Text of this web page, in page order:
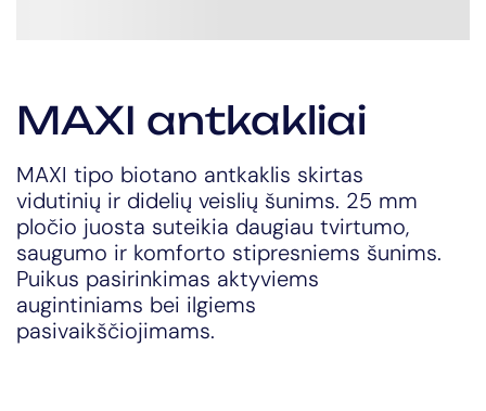
MAXI antkakliai
MAXI tipo biotano antkaklis skirtas
vidutinių ir didelių veislių šunims. 25 mm
pločio juosta suteikia daugiau tvirtumo,
saugumo ir komforto stipresniems šunims.
Puikus pasirinkimas aktyviems
augintiniams bei ilgiems
pasivaikščiojimams.